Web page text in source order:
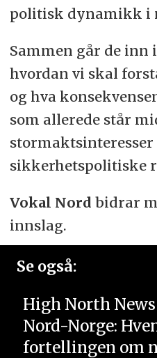
politisk dynamikk i
Sammen går de inn
hvordan vi skal
og hva
som allerede står
stormaktsinteresser
sikkerhetspolitiske
Vokal Nord bidrar
innslag.
Se også:
High North
Nord-Norge:
fortellingen om